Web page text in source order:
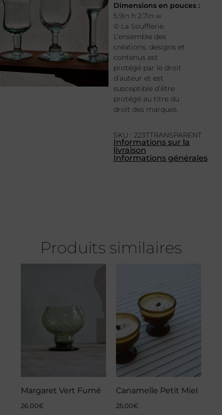
Dimensions en pouces :
5.9in h 2.7in w
© La Soufflerie.
L’ensemble des
créations, designs et
contenus est
protégé par le droit
d’auteur et est
susceptible d’être
protégé au titre du
droit des marques.
SKU : 223TTRANSPARENT
Informations sur la
livraison
Informations générales
Produits similaires
Margaret Vert Fumé
26.00€
Canamelle Petit Miel
25.00€